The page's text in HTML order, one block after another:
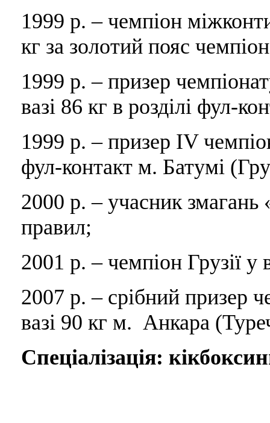
1999 р. – чемпіон
кг за золотий пояс
1999 р. – призер
вазі 86 кг в розділі фул-
1999 р. – призер IV
фул-контакт м. Батумі
2000 р. – учасник змагань
правил;
2001 р. – чемпіон Грузії у
2007 р. – срібний призер
вазі 90 кг м. Анкара
Спеціалізація: